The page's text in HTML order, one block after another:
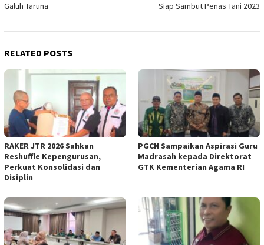
Galuh Taruna
Siap Sambut Penas Tani 2023
RELATED POSTS
RAKER JTR 2026 Sahkan
Reshuffle Kepengurusan,
Perkuat Konsolidasi dan
Disiplin
PGCN Sampaikan Aspirasi Guru
Madrasah kepada Direktorat
GTK Kementerian Agama RI